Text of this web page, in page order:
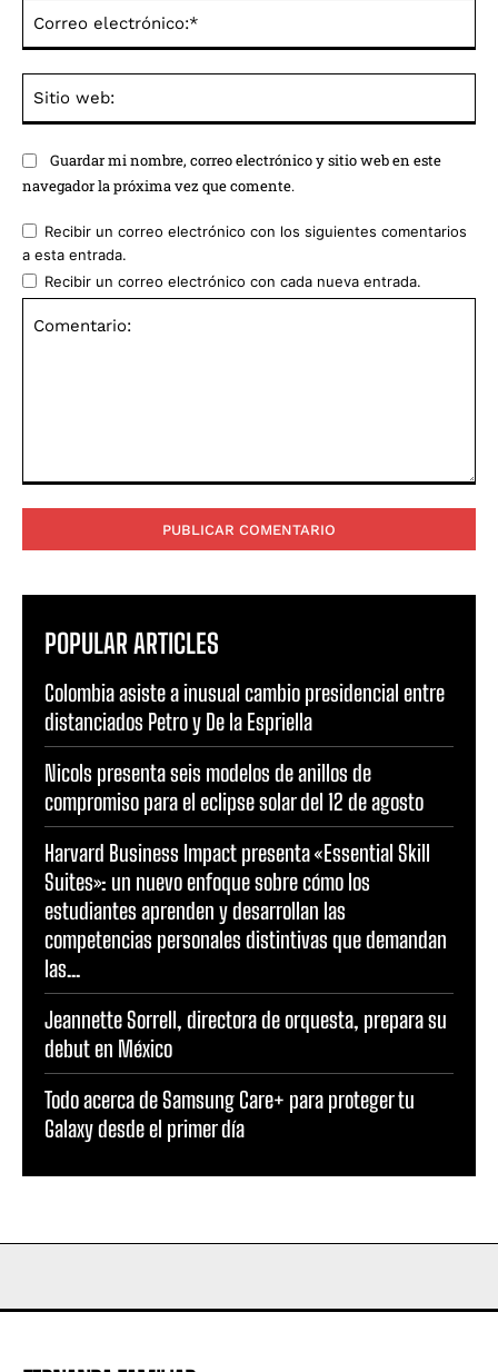
Guardar mi nombre, correo electrónico y sitio web en este
navegador la próxima vez que comente.
Recibir un correo electrónico con los siguientes comentarios
a esta entrada.
Recibir un correo electrónico con cada nueva entrada.
POPULAR ARTICLES
Colombia asiste a inusual cambio presidencial entre
distanciados Petro y De la Espriella
Nicols presenta seis modelos de anillos de
compromiso para el eclipse solar del 12 de agosto
Harvard Business Impact presenta «Essential Skill
Suites»: un nuevo enfoque sobre cómo los
estudiantes aprenden y desarrollan las
competencias personales distintivas que demandan
las...
Jeannette Sorrell, directora de orquesta, prepara su
debut en México
Todo acerca de Samsung Care+ para proteger tu
Galaxy desde el primer día